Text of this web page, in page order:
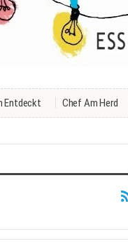
Entdeckt Chef Am Herd